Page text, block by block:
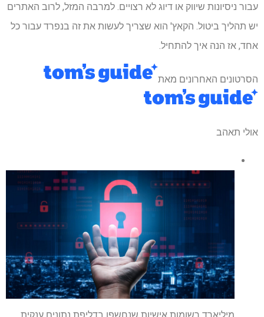
עבור ניסיונות שיווק או דיוג לא רצויים. למרבה המזל, לרוב האתרים
יש תהליך ביטול. הקאץ' הוא שצריך לעשות את זה בנפרד עבור כל
אחד, אז הנה איך להתחיל.
הסרטונים האחרונים מאת
אולי תאהב